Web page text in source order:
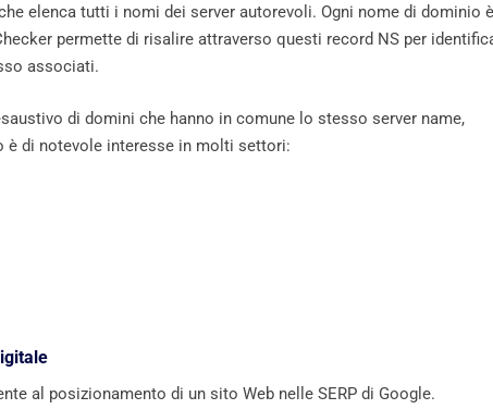
elenca tutti i nomi dei server autorevoli. Ogni nome di dominio è
permette di risalire attraverso questi record NS per
associati.
di domini che hanno in comune lo stesso server name,
è di notevole interesse in molti settori:
al posizionamento di un sito Web nelle SERP di Google.